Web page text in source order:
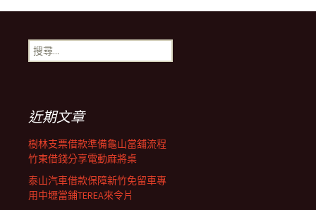
導
覽搜
尋
近期文章
樹林支票借款準備龜山當舖流程
竹東借錢分享電動麻將桌
泰山汽車借款保障新竹免留車專
用中壢當鋪TEREA來令片